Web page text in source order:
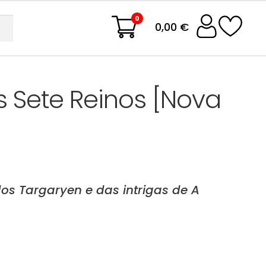
0
0,00 €
Reinos [Nova
Targaryen e das intrigas de A